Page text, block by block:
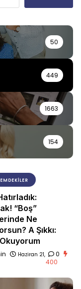
50
449
1663
154
“Boş”
Ne
A Şıkkı:
Haziran 21,
0
400